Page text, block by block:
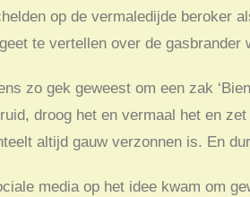
op de vermaledijde beroker
te vertellen over de
zo gek geweest om een zak
droog het en vermaal het en
altijd gauw verzonnen is. En
media op het idee kwam om